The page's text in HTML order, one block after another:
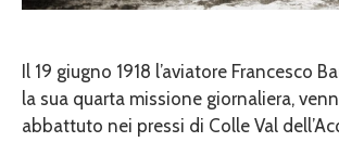
Il 19 giugno 1918 l’aviatore Francesco
la sua quarta missione giornaliera,
abbattuto nei pressi di Colle Val